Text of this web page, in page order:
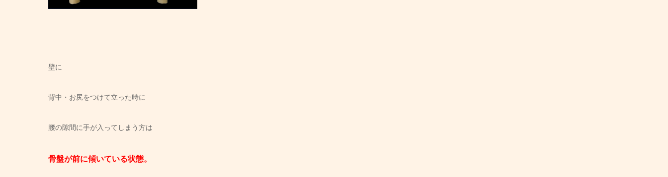
壁に
背中・お尻をつけて立った時に
腰の隙間に手が入ってしまう方は
骨盤が前に傾いている状態。